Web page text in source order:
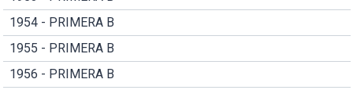
1954 - PRIMERA B
1955 - PRIMERA B
1956 - PRIMERA B